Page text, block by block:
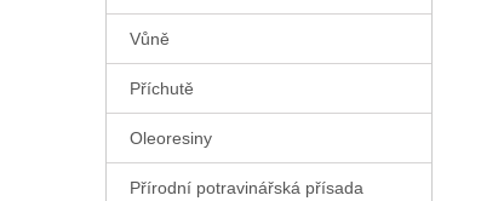
Vůně
Příchutě
Oleoresiny
Přírodní potravinářská přísada